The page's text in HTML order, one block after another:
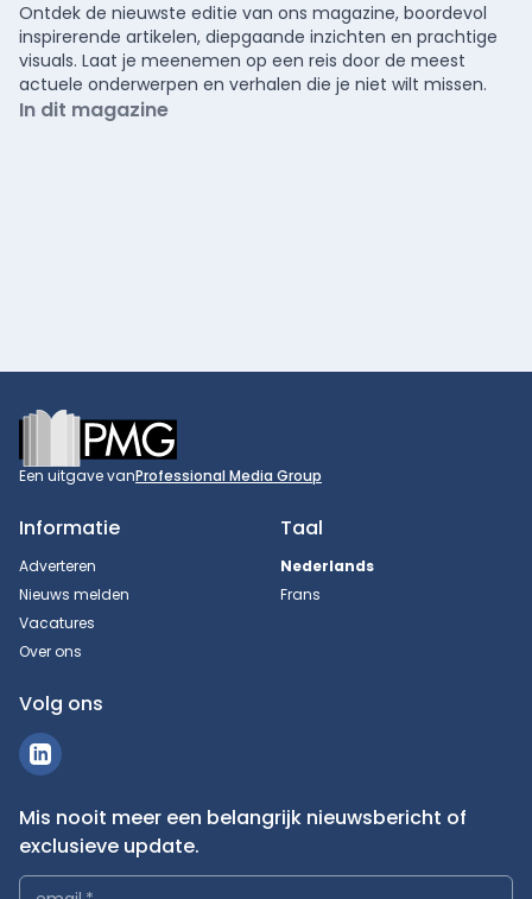
Ontdek de nieuwste editie van ons magazine, boordevol
inspirerende artikelen, diepgaande inzichten en prachtige
visuals. Laat je meenemen op een reis door de meest
actuele onderwerpen en verhalen die je niet wilt missen.
In dit magazine
Footer
Een uitgave vanProfessional Media Group
Informatie
Adverteren
Nieuws melden
Vacatures
Over ons
Taal
Nederlands
Frans
Volg ons
Mis nooit meer een belangrijk nieuwsbericht of
exclusieve update.